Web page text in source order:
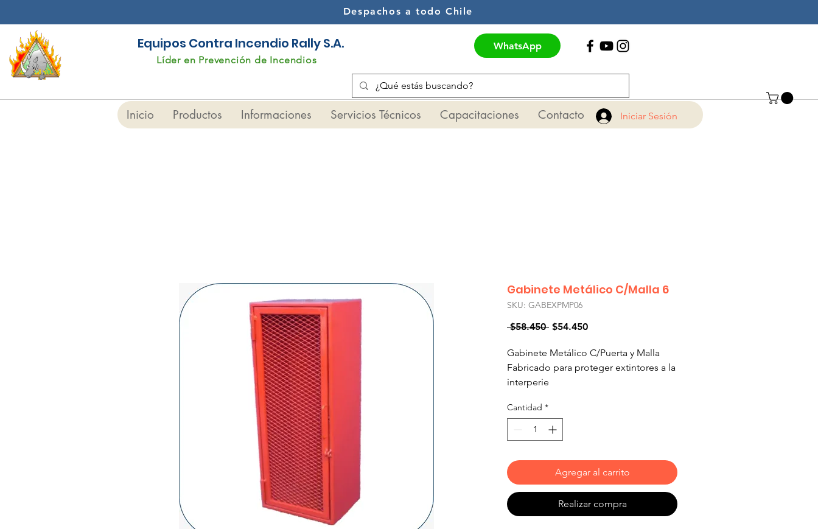
Despachos a todo Chile
Equipos Contra Incendio Rally S.A.
Líder en Prevención de Incendios
WhatsApp
Inicio Productos Informaciones Servicios Técnicos Capacitaciones Contacto Iniciar Sesión
Gabinete Metálico C/Malla 6
SKU: GABEXPMP06
$58.450 Precio
$54.450Precio de oferta
Gabinete Metálico C/Puerta y Malla
Fabricado para proteger extintores a la
interperie
Dimensiones 655 x 250 x 225 cm
Fabricación Chilena
Cantidad *
Agregar al carrito
Realizar compra